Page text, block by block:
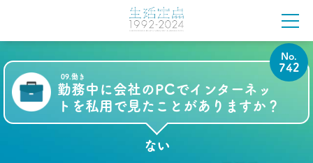
奥田民生は「おじさん」を
生活総研 上席研究員/コピーライター
前沢 裕文
40代おじさん・ロンブー淳 人生満点じゃない理由
09.働き
勤務中に会社のPCでインターネッ
トを私用で見たことがありますか？
No.
742
ない